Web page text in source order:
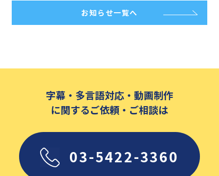
お知らせ一覧へ
字幕・多言語対応・動画制作
に関するご依頼・ご相談は
03-5422-3360